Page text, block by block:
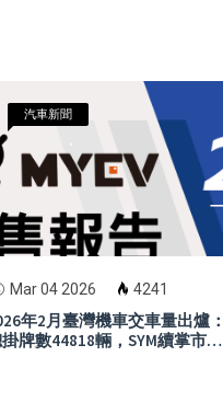
汽車新聞
Mar 04 2026 4241
年2月臺灣機車交車量出爐：
牌數44818輛，SYM續掌市場